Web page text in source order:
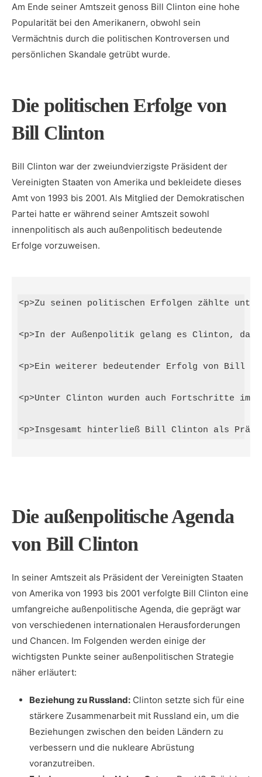
Am Ende seiner ‌Amtszeit genoss Bill Clinton eine ⁣hohe
Popularität bei den Amerikanern, obwohl sein
Vermächtnis durch die⁢ politischen Kontroversen ‍und
⁤persönlichen Skandale getrübt wurde.
Die politischen⁣ Erfolge von
Bill Clinton
Bill ‌Clinton war der ⁤zweiundvierzigste​ Präsident der
Vereinigten Staaten⁣ von‍ Amerika und bekleidete dieses
Amt von⁢ 1993 bis 2001.⁤ Als Mitglied der Demokratischen
Partei⁤ hatte er⁣ während seiner Amtszeit sowohl
innenpolitisch⁣ als auch außenpolitisch bedeutende
Erfolge vorzuweisen.
<p>Zu seinen politischen Erfolgen zählte
<p>In der Außenpolitik gelang es Clinton, das
<p>Ein weiterer bedeutender Erfolg von Bill
<p>Unter Clinton wurden auch Fortschritte im
<p>Insgesamt hinterließ Bill Clinton als
Die außenpolitische‍ Agenda‍
von Bill Clinton
In seiner Amtszeit ​als Präsident der Vereinigten Staaten
von Amerika von⁤ 1993 bis 2001 verfolgte‍ Bill Clinton eine‌
umfangreiche außenpolitische Agenda, die‍ geprägt war
von verschiedenen internationalen Herausforderungen
und⁣ Chancen. Im ⁤Folgenden werden einige⁣ der
wichtigsten Punkte seiner außenpolitischen Strategie
näher erläutert:
Beziehung ⁢zu Russland: Clinton setzte sich für ⁣eine
stärkere Zusammenarbeit⁤ mit ​Russland ein, um die
⁣Beziehungen zwischen den beiden Ländern zu
‌verbessern und die ⁤nukleare Abrüstung⁣
voranzutreiben.